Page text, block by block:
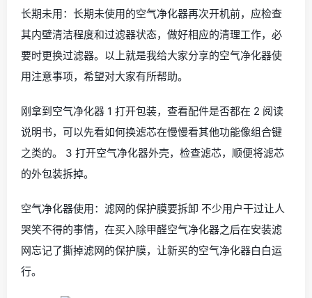
长期未用：长期未使用的空气净化器再次开机前，应检查
其内壁清洁程度和过滤器状态，做好相应的清理工作，必
要时更换过滤器。以上就是我给大家分享的空气净化器使
用注意事项，希望对大家有所帮助。
刚拿到空气净化器 1 打开包装，查看配件是否都在 2 阅读
说明书，可以先看如何换滤芯在慢慢看其他功能像组合键
之类的。 3 打开空气净化器外壳，检查滤芯，顺便将滤芯
的外包装拆掉。
空气净化器使用：滤网的保护膜要拆卸 不少用户干过让人
哭笑不得的事情，在买入除甲醛空气净化器之后在安装滤
网忘记了撕掉滤网的保护膜，让新买的空气净化器白白运
行。